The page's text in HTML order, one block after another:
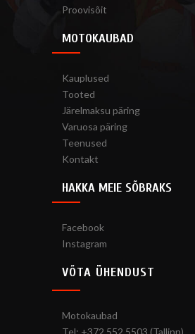
Proovisõit
MOTOKAUBAD
Kauplused
Tooted
Järelmaksu päring
Varuosa päring
Teenused
Kontakt
HAKKA MEIE SÕBRAKS
Facebook
Instagram
VÕTA ÜHENDUST
Motokaubad
Tel: +372 552 5503 (Tallinn)